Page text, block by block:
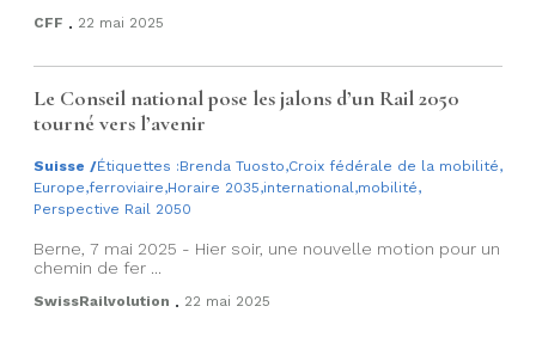
CFF . 22 mai 2025
Le Conseil national pose les jalons d’un Rail 2050
tourné vers l’avenir
Suisse /Étiquettes :Brenda Tuosto,Croix fédérale de la mobilité,
Europe,ferroviaire,Horaire 2035,international,mobilité,
Perspective Rail 2050
Berne, 7 mai 2025 - Hier soir, une nouvelle motion pour un
chemin de fer ...
SwissRailvolution . 22 mai 2025